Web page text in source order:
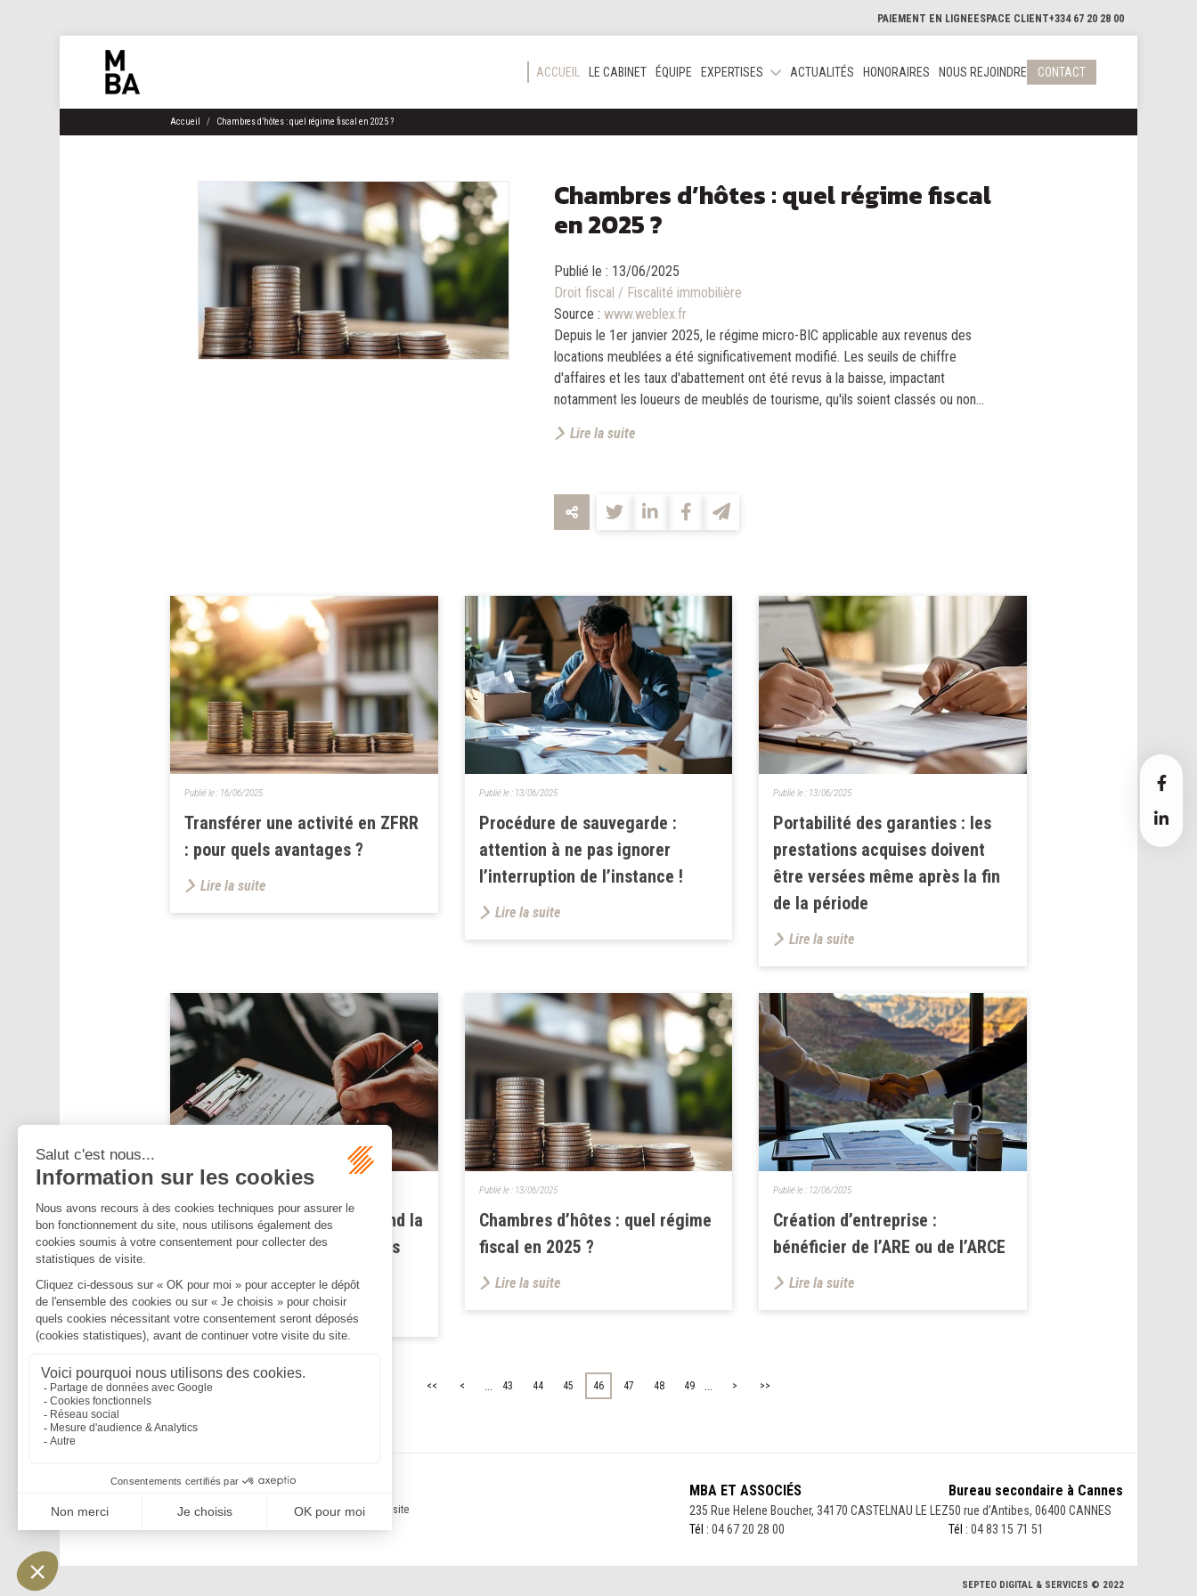
PAIEMENT EN LIGNE ESPACE CLIENT+334 67 20 28 00
ACCUEIL LE CABINET ÉQUIPE EXPERTISES ACTUALITÉS HONORAIRES NOUS REJOINDRE CONTACT
Accueil Chambres d’hôtes : quel régime fiscal en 2025 ?
Chambres d’hôtes : quel régime fiscal
en 2025 ?
Publié le : 13/06/2025
Droit fiscal / Fiscalité immobilière
Source : www.weblex.fr
Depuis le 1er janvier 2025, le régime micro-BIC applicable aux revenus des
locations meublées a été significativement modifié. Les seuils de chiffre
d'affaires et les taux d'abattement ont été revus à la baisse, impactant
notamment les loueurs de meublés de tourisme, qu'ils soient classés ou non...
Lire la suite
Transférer une activité en ZFRR
: pour quels avantages ?
Publié le : 16/06/2025
Lire la suite
Procédure de sauvegarde :
attention à ne pas ignorer
l’interruption de l’instance !
Publié le : 13/06/2025
Lire la suite
Portabilité des garanties : les
prestations acquises doivent
être versées même après la fin
de la période
Publié le : 13/06/2025
Lire la suite
Obligation de sécurité : quand la
contradiction dans les motifs
Lire la suite
Chambres d’hôtes : quel régime
fiscal en 2025 ?
Publié le : 13/06/2025
Lire la suite
Création d’entreprise :
bénéficier de l’ARE ou de l’ARCE
Publié le : 12/06/2025
Lire la suite
<< < ... 43 44 45 46 47 48 49 ... > >>
Mentions légales Politique de confidentialité Politique de cookiesPlan du site
MBA ET ASSOCIÉS
235 Rue Helene Boucher, 34170 CASTELNAU LE LEZ
Tél : 04 67 20 28 00
Bureau secondaire à Cannes
50 rue d’Antibes, 06400 CANNES
Tél : 04 83 15 71 51
SEPTEO DIGITAL & SERVICES © 2022